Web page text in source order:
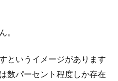
レスのダニ退治！スチームア
使ってもいいの？
悩んでいる方は多いですよね。ダニに
。
というイメージがあります
数パーセント程度しか存在